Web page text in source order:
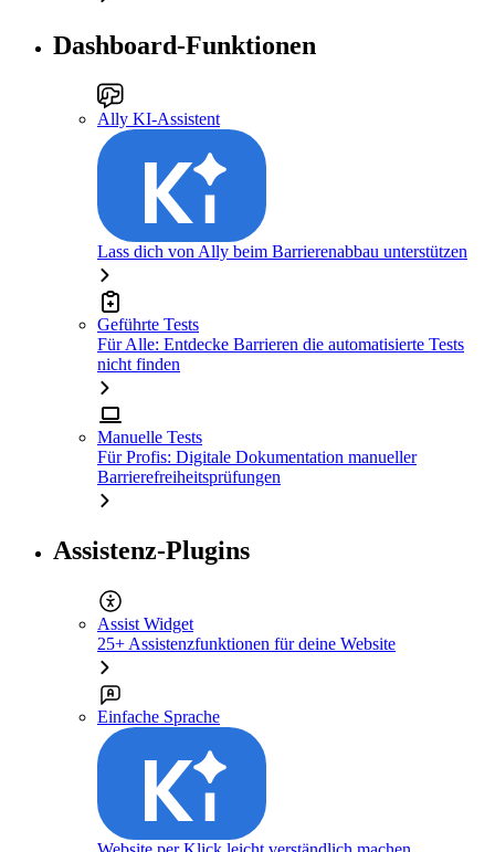
Dashboard-Funktionen
Ally KI-Assistent
Lass dich von Ally beim Barrierenabbau unterstützen
Geführte Tests
Für Alle: Entdecke Barrieren die automatisierte Tests
nicht finden
Manuelle Tests
Für Profis: Digitale Dokumentation manueller
Barrierefreiheitsprüfungen
Assistenz-Plugins
Assist Widget
25+ Assistenzfunktionen für deine Website
Einfache Sprache